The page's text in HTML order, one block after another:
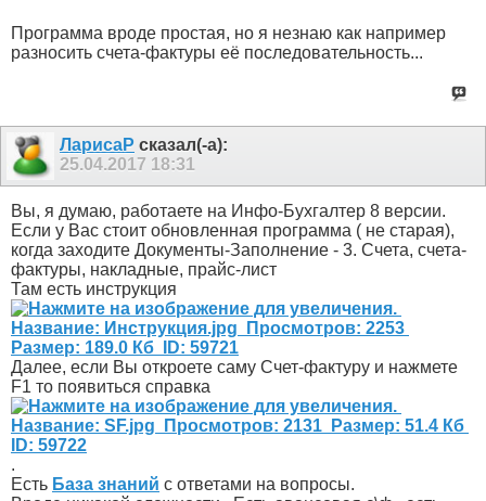
Программа вроде простая, но я незнаю как например
разносить счета-фактуры её последовательность...
ЛарисаР сказал(-а):
25.04.2017 18:31
Вы, я думаю, работаете на Инфо-Бухгалтер 8 версии.
Если у Вас стоит обновленная программа ( не старая),
когда заходите Документы-Заполнение - 3. Счета, счета-
фактуры, накладные, прайс-лист
Там есть инструкция
Далее, если Вы откроете саму Счет-фактуру и нажмете
F1 то появиться справка
.
Есть База знаний с ответами на вопросы.